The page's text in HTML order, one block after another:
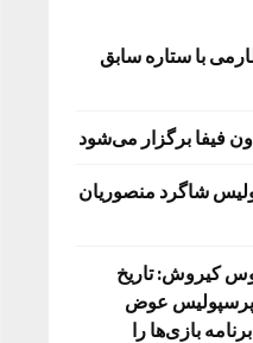
با ستاره سابق
فیفا برگزار می‌شود
شاگرد منصوریان
کیروش: تاریخ
پرسپولیس عوض
بازی‌ها را